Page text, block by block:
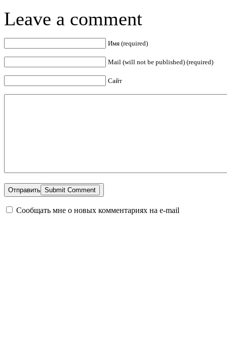
Leave a comment
Имя (required)
Mail (will not be published) (required)
Сайт
Отправить
Сообщать мне о новых комментариях на e-mail